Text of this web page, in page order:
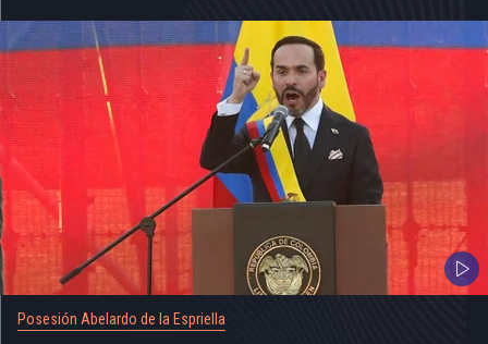
Posesión Abelardo de la Espriella